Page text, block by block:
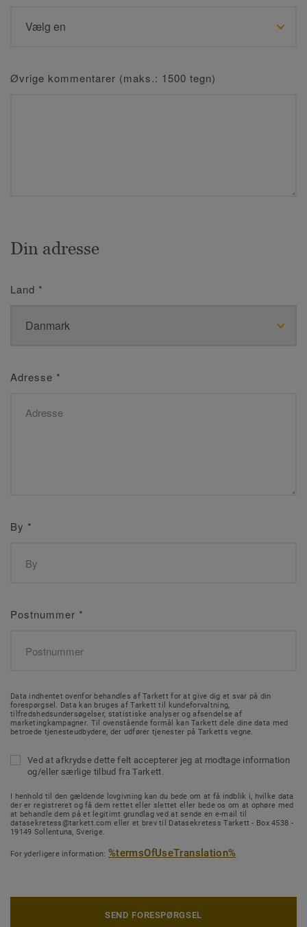
Øvrige kommentarer (maks.: 1500 tegn)
Din adresse
Land *
Adresse *
By *
Postnummer *
Data indhentet ovenfor behandles af Tarkett for at give dig et svar på din
forespørgsel. Data kan bruges af Tarkett til kundeforvaltning,
tilfredshedsundersøgelser, statistiske analyser og afsendelse af
marketingkampagner. Til ovenstående formål kan Tarkett dele dine data med
betroede tjenesteudbydere, der udfører tjenester på Tarketts vegne.
Ved at afkrydse dette felt accepterer jeg at modtage information
og/eller særlige tilbud fra Tarkett.
I henhold til den gældende lovgivning kan du bede om at få indblik i, hvilke data
der er registreret og få dem rettet eller slettet eller bede os om at ophøre med
at behandle dem på et legitimt grundlag ved at sende en e-mail til
datasekretess@tarkett.com eller et brev til Datasekretess Tarkett - Box 4538 -
19149 Sollentuna, Sverige.
For yderligere information: %termsOfUseTranslation%
SEND FORESPØRGSEL